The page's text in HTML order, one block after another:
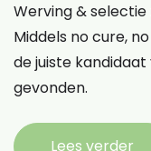
Werving & selectie
Middels no cure,
de juiste
gevonden.
Lees verder